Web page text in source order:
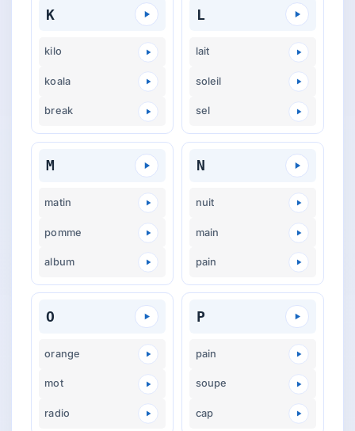
K
kilo
koala
break
L
lait
soleil
sel
M
matin
pomme
album
N
nuit
main
pain
O
orange
mot
radio
P
pain
soupe
cap